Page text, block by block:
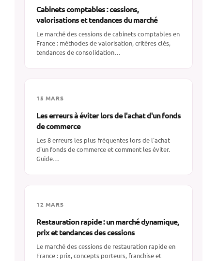
Cabinets comptables : cessions,
valorisations et tendances du marché
Le marché des cessions de cabinets comptables en
France : méthodes de valorisation, critères clés,
tendances de consolidation…
15 MARS
Les erreurs à éviter lors de l'achat d'un fonds
de commerce
Les 8 erreurs les plus fréquentes lors de l'achat
d'un fonds de commerce et comment les éviter.
Guide…
12 MARS
Restauration rapide : un marché dynamique,
prix et tendances des cessions
Le marché des cessions de restauration rapide en
France : prix, concepts porteurs, franchise et